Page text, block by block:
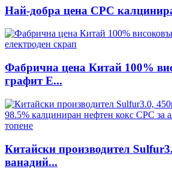
Най-добра цена CPC
Фабрична цена Китай 100%
графит E...
Китайски производител
ванадий...